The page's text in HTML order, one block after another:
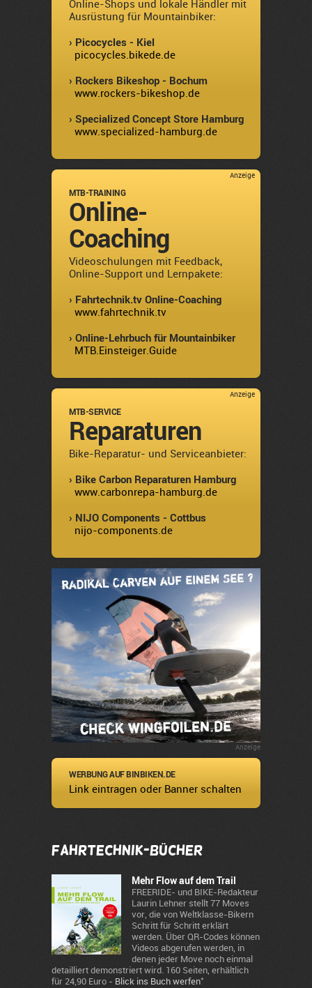
Online-Shops und lokale Händler mit
Ausrüstung für Mountainbiker:
› Picocycles - Kiel
picocycles.bikede.de
› Rockers Bikeshop - Bochum
www.rockers-bikeshop.de
› Specialized Concept Store Hamburg
www.specialized-hamburg.de
Anzeige
MTB-TRAINING
Online-
Coaching
Videoschulungen mit Feedback,
Online-Support und Lernpakete:
› Fahrtechnik.tv Online-Coaching
www.fahrtechnik.tv
› Online-Lehrbuch für Mountainbiker
MTB.Einsteiger.Guide
Anzeige
MTB-SERVICE
Reparaturen
Bike-Reparatur- und Serviceanbieter:
› Bike Carbon Reparaturen Hamburg
www.carbonrepa-hamburg.de
› NIJO Components - Cottbus
nijo-components.de
Anzeige
WERBUNG AUF BINBIKEN.DE
Link eintragen oder Banner schalten
Fahrtechnik-Bücher
Mehr Flow auf dem Trail
FREERIDE- und BIKE-Redakteur
Laurin Lehner stellt 77 Moves
vor, die von Weltklasse-Bikern
Schritt für Schritt erklärt
werden. Über QR-Codes können
Videos abgerufen werden, in
denen jeder Move noch einmal
detailliert demonstriert wird. 160 Seiten, erhältlich
für 24,90 Euro - Blick ins Buch werfen*